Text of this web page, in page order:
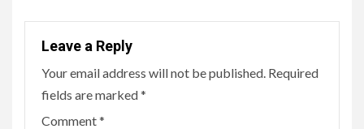
Leave a Reply
Your email address will not be published. Required
fields are marked*
Comment*